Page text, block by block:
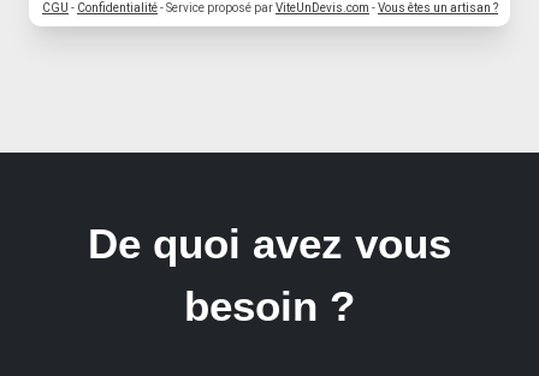
CGU - Confidentialité- Service proposé parViteUnDevis.com -Vous êtes un artisan ?
De quoi avez vous
besoin ?